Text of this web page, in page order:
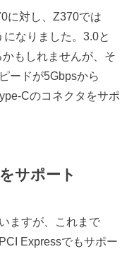
に対し、Z370では
なりました。3.0と
もしれませんが、そ
ードが5Gbpsから
Cのコネクタをサポ
サポート
ますが、これまで
Expressでもサポー